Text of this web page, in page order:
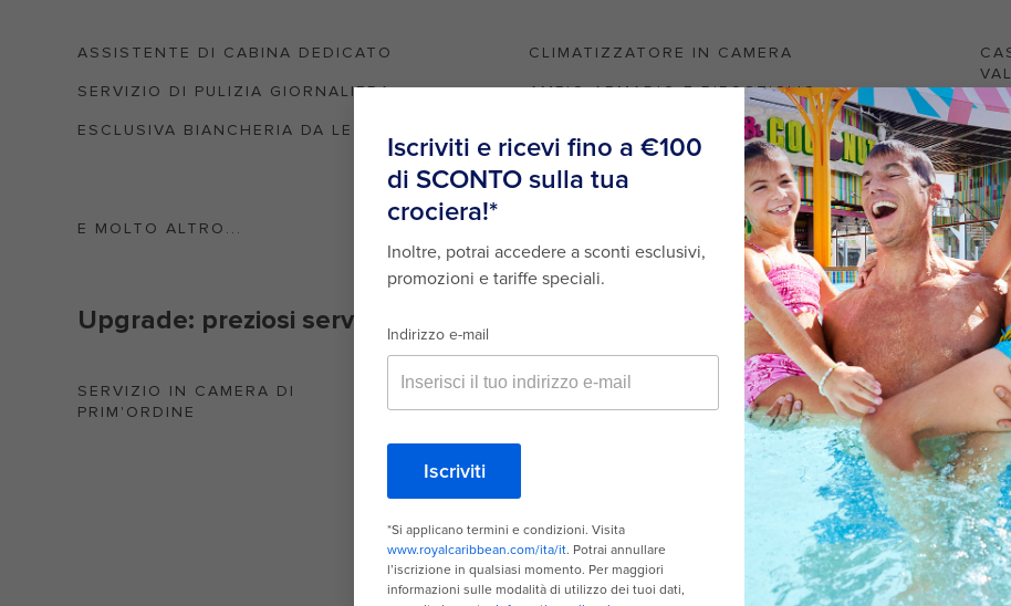
ASSISTENTE DI CABINA DEDICATO
SERVIZIO DI PULIZIA GIORNALIERA
ESCLUSIVA BIANCHERIA DA LETTO
CLIMATIZZATORE IN CAMERA
AMPIO ARMADIO E RIPOSTIGLIO
E MOLTO ALTRO...
Upgrade: preziosi servizi con costi aggiuntivi
SERVIZIO IN CAMERA DI
PRIM'ORDINE
WI-FI AD ALTA VELOCITÀ VOOM LAVANDERIA E TINTORIA
IL TUO POSTO, IL TUO